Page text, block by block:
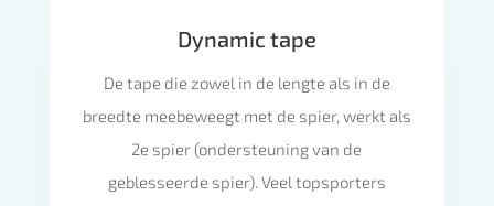
Dynamic tape
De tape die zowel in de lengte als in de
breedte meebeweegt met de spier, werkt als
2e spier (ondersteuning van de
geblesseerde spier). Veel topsporters